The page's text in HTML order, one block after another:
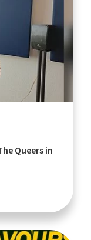
Queers in